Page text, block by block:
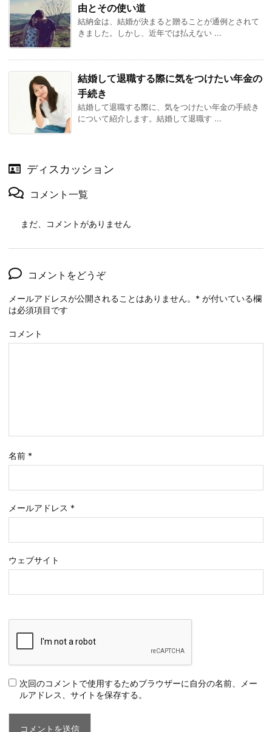
由とその使い道
結納金は、結婚が決まると贈ることが通例とされて
きました。しかし、近年では払えない ...
結婚して退職する際に気をつけたい年金の
手続き
結婚して退職する際に、気をつけたい年金の手続き
について紹介します。結婚して退職す ...
ディスカッション
コメント一覧
まだ、コメントがありません
コメントをどうぞ
メールアドレスが公開されることはありません。 * が付いている欄
は必須項目です
コメント
名前 *
メールアドレス *
ウェブサイト
次回のコメントで使用するためブラウザーに自分の名前、メー
ルアドレス、サイトを保存する。